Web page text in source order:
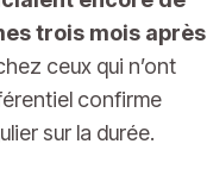
trois mois après
ceux qui n’ont
confirme
sur la durée.